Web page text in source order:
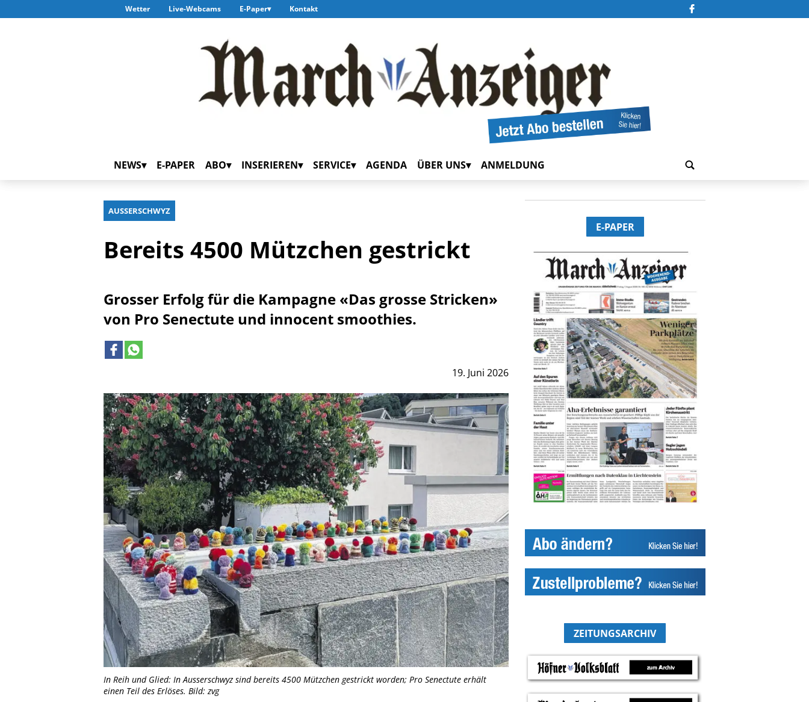
Wetter Live-Webcams E-Paper Kontakt
NEWS E-PAPER ABO INSERIEREN SERVICE AGENDA ÜBER UNS ANMELDUNG
In Reih und Glied: In Ausserschwyz sind bereits 4500 Mützchen gestrickt worden; Pro Senectute erhält
einen Teil des Erlöses. Bild: zvg
AUSSERSCHWYZ
19. Juni 2026
Bereits 4500 Mützchen gestrickt
Grosser Erfolg für die Kampagne «Das grosse Stricken»
von Pro Senectute und innocent smoothies.
E-PAPER
ZEITUNGSARCHIV